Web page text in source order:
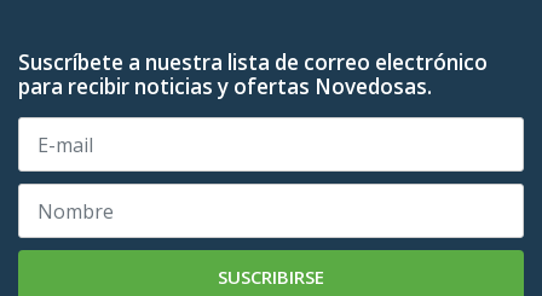
Suscríbete a nuestra lista de correo electrónico
para recibir noticias y ofertas Novedosas.
SUSCRIBIRSE